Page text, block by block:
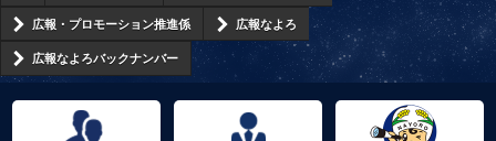
広報・プロモーション推進係 広報なよろ
広報なよろバックナンバー